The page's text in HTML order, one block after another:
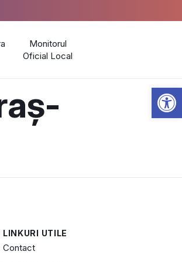
Monitorul
Oficial Local
LINKURI UTILE
Contact